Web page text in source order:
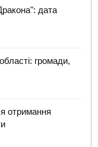
дата
громади,
отримання